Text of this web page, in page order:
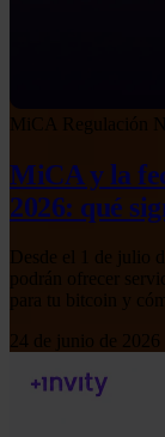
MiCA Regulación
MiCA y la
2026: qué
Desde el 1 de julio
podrán ofrecer
para tu bitcoin y
24 de junio de 2026